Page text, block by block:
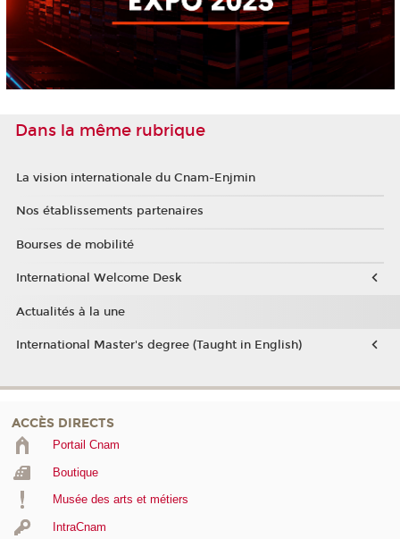
Dans la même rubrique
La vision internationale du Cnam-Enjmin
Nos établissements partenaires
Bourses de mobilité
International Welcome Desk
Actualités à la une
International Master's degree (Taught in English)
ACCÈS DIRECTS
Portail Cnam
Boutique
Musée des arts et métiers
IntraCnam